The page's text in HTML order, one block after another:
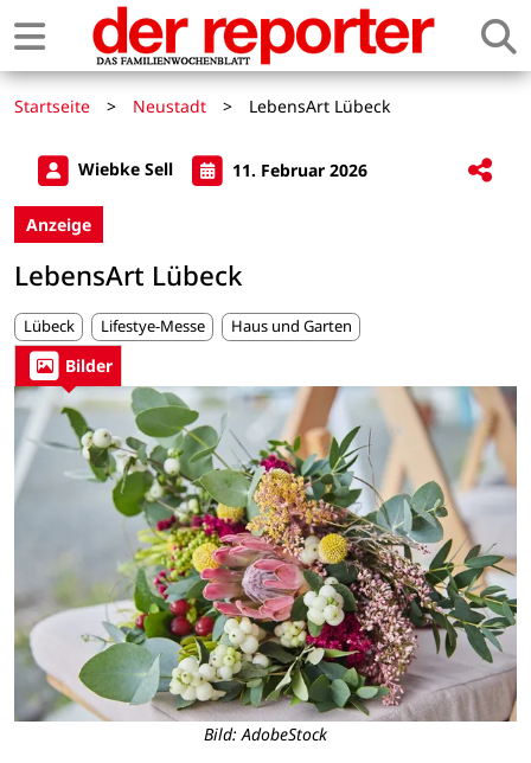
Startseite > Neustadt > LebensArt Lübeck
Wiebke Sell 11. Februar 2026
Anzeige
LebensArt Lübeck
Lübeck Lifestye-Messe Haus und Garten
Bilder
Bild: AdobeStock